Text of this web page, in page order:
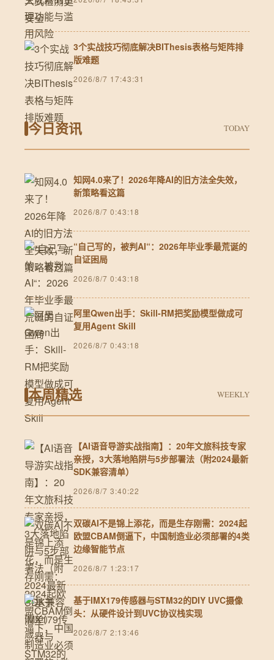
3个实战技巧彻底解决BIThesis表格与矩阵排
版难题
2026/8/7 17:43:31
今日资讯 TODAY
知网4.0来了！2026年降AI的旧方法全失效，
新策略看这篇
2026/8/7 0:43:18
“自己写的，被判AI“：2026年毕业季最荒诞的
自证困局
2026/8/7 0:43:18
阿里Qwen出手：Skill-RM把奖励模型做成可
复用Agent Skill
2026/8/7 0:43:18
本周精选 WEEKLY
【AI语音导游实战指南】：20年文旅科技专家
亲授，3大落地陷阱与5步部署法（附2024最新
SDK兼容清单）
2026/8/7 3:40:22
双碳AI不是锦上添花，而是生存刚需：2024起
欧盟CBAM倒逼下，中国制造业必须部署的4类
边缘智能节点
2026/8/7 1:23:17
基于IMX179传感器与STM32的DIY UVC摄像
头：从硬件设计到UVC协议栈实现
2026/8/7 2:13:46